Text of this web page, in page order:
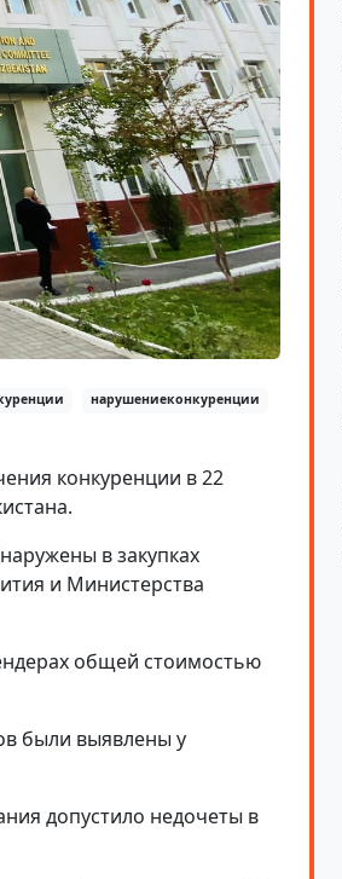
нарушениеконкуренции
конкуренции в 22
в закупках
и Министерства
общей стоимостью
были выявлены у
допустило недочеты в